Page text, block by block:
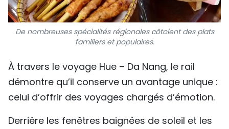
De nombreuses spécialités régionales côtoient des plats
familiers et populaires.
À travers le voyage Hue – Da Nang, le rail
démontre qu’il conserve un avantage unique :
celui d’offrir des voyages chargés d’émotion.
Derrière les fenêtres baignées de soleil et les